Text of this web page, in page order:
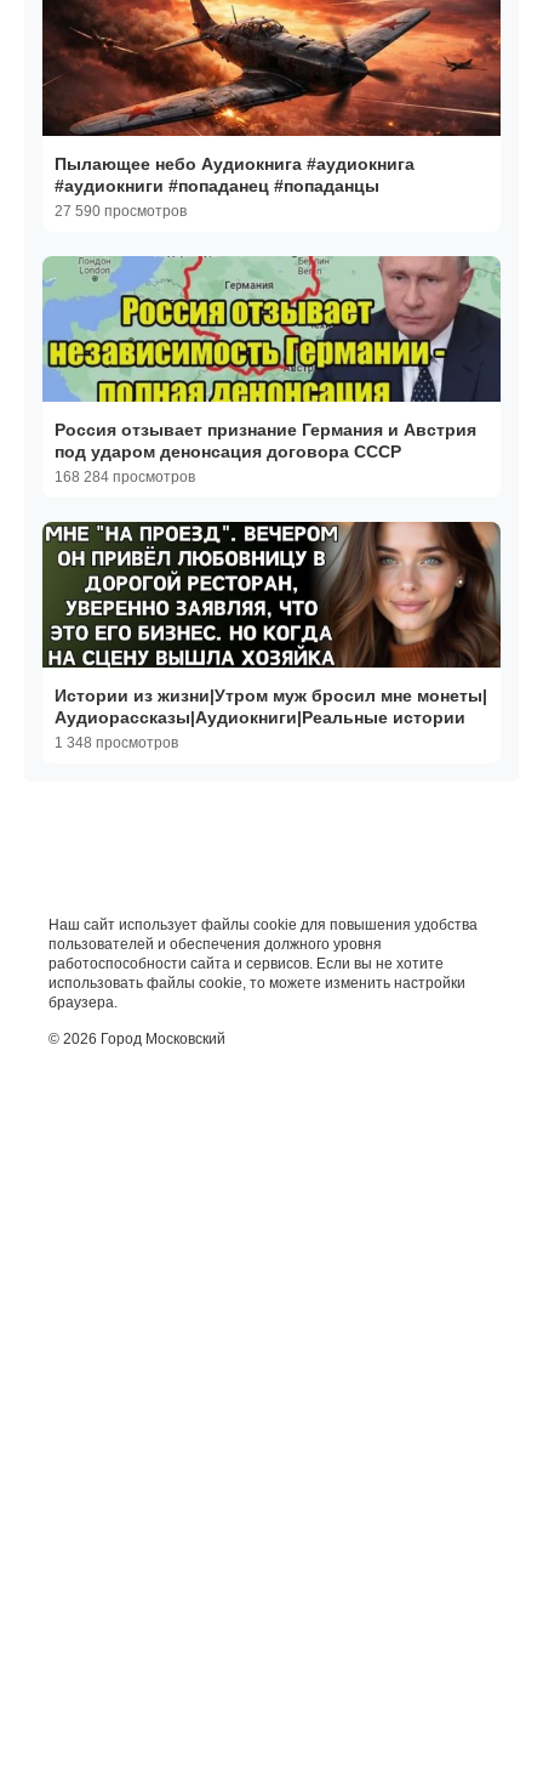
Пылающее небо Аудиокнига #аудиокнига
#аудиокниги #попаданец #попаданцы
27 590 просмотров
Россия отзывает признание Германия и Австрия
под ударом денонсация договора СССР
168 284 просмотров
Истории из жизни|Утром муж бросил мне монеты|
Аудиорассказы|Аудиокниги|Реальные истории
1 348 просмотров
Наш сайт использует файлы cookie для повышения удобства
пользователей и обеспечения должного уровня
работоспособности сайта и сервисов. Если вы не хотите
использовать файлы cookie, то можете изменить настройки
браузера.
© 2026 Город Московский